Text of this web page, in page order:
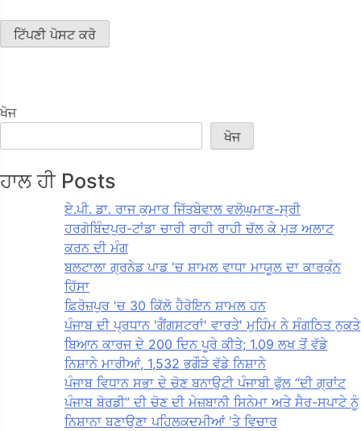
ਖੋਜ
ਖੋਜ
ਹਾਲ ਹੀ Posts
ਏ.ਪੀ. ਡਾ. ਰਾਜ ਕੁਮਾਰ ਜਿੱਤਬੇਵਾਲ ਵਲੋਘੁਮਾਣ-ਸ੍ਰੀ
ਹਰਗੋਬਿੰਦਪੁਰ-ਟਾਂਡਾ ਚਾਰੀ ਰਾਹੀ ਰਾਹੀ ਚੱਲ ਕੇ ਮੁੜ ਅਲਾਟ
ਕਰਨ ਦੀ ਮੰਗ
ਬਲਟਾਲਾ ਗ੍ਰਨੇਡ ਪਾਡ 'ਚ ਸ਼ਾਮਲ ਵਾਧਾ ਮਾਯੂਲ ਦਾ ਕਾਰਕੁੰਨ
ਹਿੱਸਾ
ਫ਼ਿਰੋਜ਼ਪੁਰ 'ਚ 30 ਕਿੱਲੋ ਹੈਰੋਇਨ ਸ਼ਾਮਲ ਹਨ
ਪੰਜਾਬ ਦੀ ਪ੍ਰਧਾਨ 'ਗੈਂਗਸਟਰਾਂ' ਵਾਰਤੇ' ਮੁਹਿੰਮ ਨੇ ਸੰਗਠਿਤ ਨੁਕਤੇ
ਬਿਆਨ ਕਾਰਜ ਦੇ 200 ਦਿਨ ਪੂਰੇ ਕੀਤੇ; 1.09 ਲਖ ਤੋਂ ਵੱਡੇ
ਨਿਸ਼ਾਨੇ ਮਾਰੀਆਂ, 1,532 ਭਗੌੜੇ ਵੱਡੇ ਨਿਸ਼ਾਨੇ
ਪੰਜਾਬ ਵਿਧਾਨ ਸਭਾ ਦੇ ਚੋਣ ਬਨਾਉਟੀ ਪੰਜਾਬੀ ਫੁੱਲ “ਦੀ ਗ੍ਰਾਂਟ
ਪੰਜਾਬ ਬੋਰਡੀ” ਦੀ ਚੋਣ ਦੀ ਮੇਜ਼ਬਾਨੀ ਸਿਨੇਮਾ ਅਤੇ ਸੈਰ-ਸਪਾਟੇ ਨੂੰ
ਨਿਸ਼ਾਨਾ ਬਣਾਉਣਾ ਪਹਿਲਕਦਮੀਆਂ 'ਤੇ ਵਿਚਾਰ